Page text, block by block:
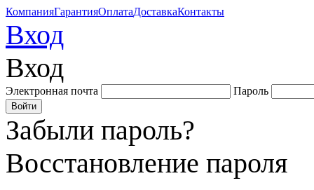
КомпанияГарантияОплатаДоставкаКонтакты
Вход
Вход
Электронная почта Пароль
Забыли пароль?
Восстановление пароля